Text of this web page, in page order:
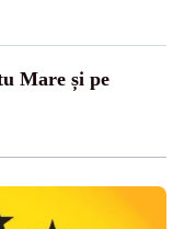
Mare și pe